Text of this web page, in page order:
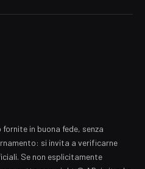
in buona fede, senza
si invita a verificarne
Se non esplicitamente